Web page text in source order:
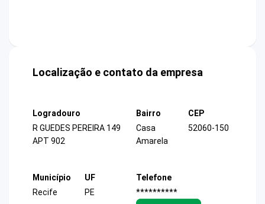
Localização e contato da empresa
Logradouro
R GUEDES PEREIRA 149
APT 902
Bairro
Casa
Amarela
CEP
52060-150
Município
Recife
UF
PE
Telefone
**********